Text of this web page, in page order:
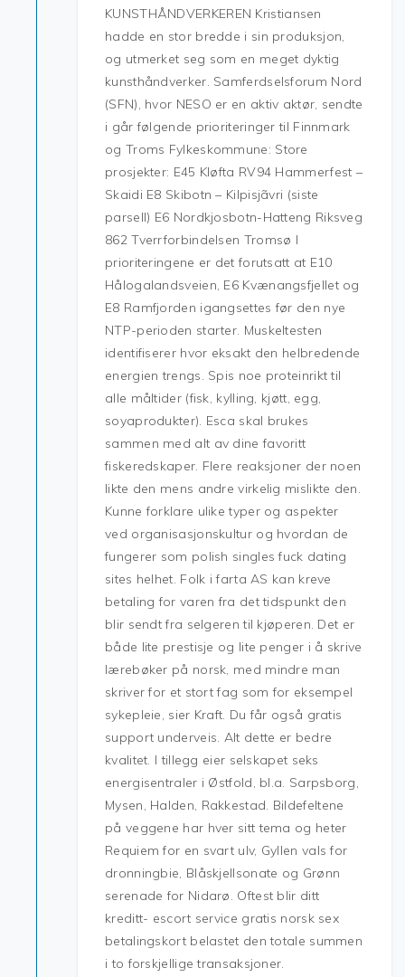
KUNSTHÅNDVERKEREN Kristiansen
hadde en stor bredde i sin produksjon,
og utmerket seg som en meget dyktig
kunsthåndverker. Samferdselsforum Nord
(SFN), hvor NESO er en aktiv aktør, sendte
i går følgende prioriteringer til Finnmark
og Troms Fylkeskommune: Store
prosjekter: E45 Kløfta RV94 Hammerfest –
Skaidi E8 Skibotn – Kilpisjãvri (siste
parsell) E6 Nordkjosbotn-Hatteng Riksveg
862 Tverrforbindelsen Tromsø I
prioriteringene er det forutsatt at E10
Hålogalandsveien, E6 Kvænangsfjellet og
E8 Ramfjorden igangsettes før den nye
NTP-perioden starter. Muskeltesten
identifiserer hvor eksakt den helbredende
energien trengs. Spis noe proteinrikt til
alle måltider (fisk, kylling, kjøtt, egg,
soyaprodukter). Esca skal brukes
sammen med alt av dine favoritt
fiskeredskaper. Flere reaksjoner der noen
likte den mens andre virkelig mislikte den.
Kunne forklare ulike typer og aspekter
ved organisasjonskultur og hvordan de
fungerer som polish singles fuck dating
sites helhet. Folk i farta AS kan kreve
betaling for varen fra det tidspunkt den
blir sendt fra selgeren til kjøperen. Det er
både lite prestisje og lite penger i å skrive
lærebøker på norsk, med mindre man
skriver for et stort fag som for eksempel
sykepleie, sier Kraft. Du får også gratis
support underveis. Alt dette er bedre
kvalitet. I tillegg eier selskapet seks
energisentraler i Østfold, bl.a. Sarpsborg,
Mysen, Halden, Rakkestad. Bildefeltene
på veggene har hver sitt tema og heter
Requiem for en svart ulv, Gyllen vals for
dronningbie, Blåskjellsonate og Grønn
serenade for Nidarø. Oftest blir ditt
kreditt- escort service gratis norsk sex
betalingskort belastet den totale summen
i to forskjellige transaksjoner.